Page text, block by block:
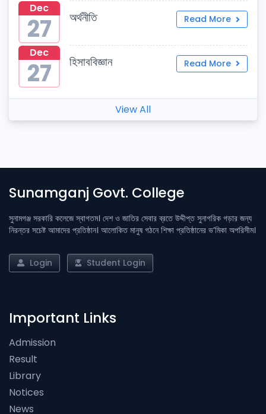
Dec
27 অর্থনীতি Read More
Dec
27 হিসাববিজ্ঞান Read More
View All
Sunamganj Govt. College
সুনামগঞ্জ সরকারি কলেজে স্বাগতম। দেশ ও জাতির সেবার ব্রতে উদ্দীপ্ত সুনাগরিক গড়ার জন্য
নিরন্তর সচেষ্ট আমাদের প্রতিষ্ঠান। আলোকিত মানুষ গঠনে শিক্ষা প্রতিষ্ঠানের ভ’মিকা অপরিসীম।
Login Student Login
Important Links
Admission
Result
Library
Notices
News